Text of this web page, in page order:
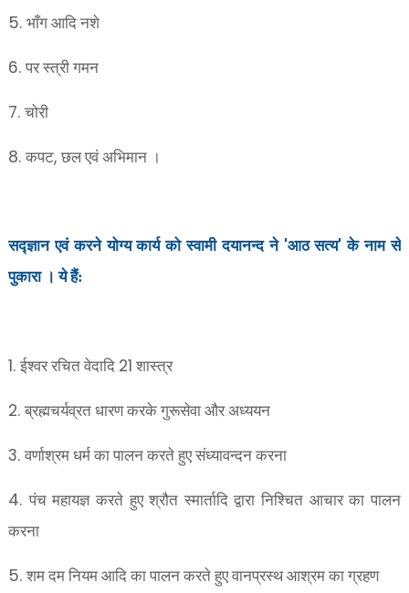
5. भाँग आदि नशे
6. पर स्त्री गमन
7. चोरी
8. कपट, छल एवं अभिमान ।
सद्ज्ञान एवं करने योग्य कार्य को स्वामी दयानन्द ने 'आठ सत्य'के नाम से
पुकारा । ये हैं:
1. ईश्वर रचित वेदादि 21 शास्त्र
2. ब्रह्मचर्यव्रत धारण करके गुरूसेवा और अध्ययन
3. वर्णाश्रम धर्म का पालन करते हुए संध्यावन्दन करना
4. पंच महायज्ञ करते हुए श्रौत स्मार्तादि द्वारा निश्चित आचार का पालन
करना
5. शम दम नियम आदि का पालन करते हुए वानप्रस्थ आश्रम का ग्रहण